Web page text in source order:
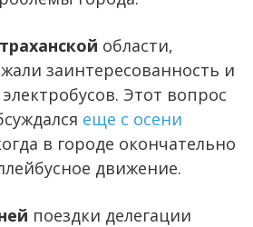
области,
заинтересованность и
Этот вопрос
еще с осени
в городе окончательно
движение.
поездки делегации